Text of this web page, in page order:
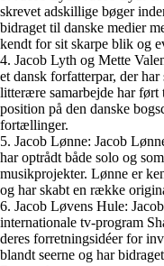
skrevet adskillige bøger
bidraget til danske medier
kendt for sit skarpe blik og
4. Jacob Lyth og Mette
et dansk forfatterpar, der
litterære samarbejde har
position på den danske
fortællinger.
5. Jacob Lønne: Jacob
har optrådt både solo og
musikprojekter. Lønne er
og har skabt en række
6. Jacob Løvens Hule:
internationale tv-program
deres forretningsidéer for
blandt seerne og har